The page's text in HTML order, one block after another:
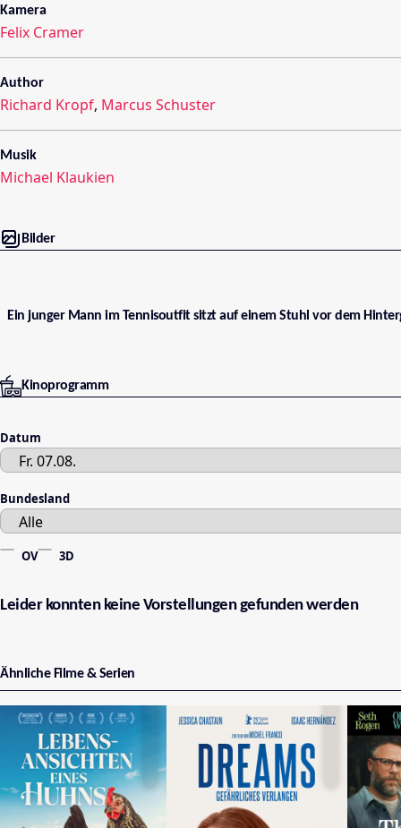
Kamera
Felix Cramer
Author
Richard Kropf, Marcus Schuster
Musik
Michael Klaukien
Bilder
Ein junger Mann im Tennisoutfit sitzt auf einem Stuhl vor dem
Kinoprogramm
Datum
Bundesland
OV 3D
Leider konnten keine Vorstellungen gefunden werden
Ähnliche Filme & Serien